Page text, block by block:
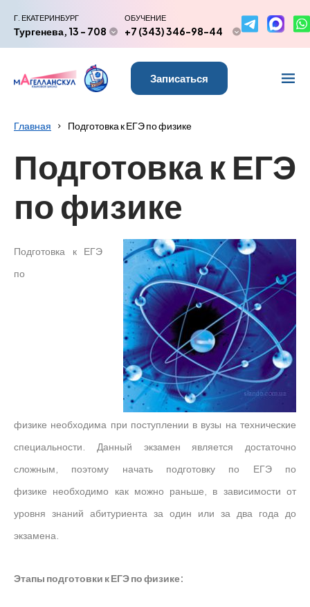
Г. ЕКАТЕРИНБУРГ
Тургенева, 13 - 708
ОБУЧЕНИЕ
+7 (343) 346-98-44
Записаться
Главная Подготовка к ЕГЭ по физике
Подготовка к ЕГЭ
по физике
Подготовка к ЕГЭ
по
физике необходима при поступлении в вузы на технические
специальности. Данный экзамен является достаточно
сложным, поэтому начать подготовку по ЕГЭ по
физике необходимо как можно раньше, в зависимости от
уровня знаний абитуриента за один или за два года до
экзамена.
Этапы подготовки к ЕГЭ по физике: